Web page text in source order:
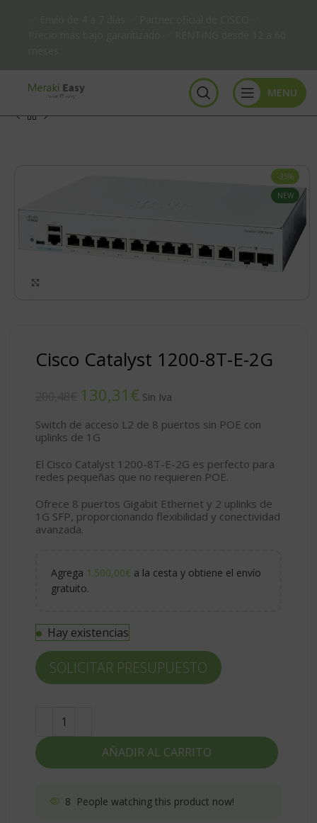
MENU
-35%
NEW
Cisco Catalyst 1200-8T-E-2G
130,31 €
Switch de acceso L2 de 8 puertos sin POE con
uplinks de 1G
El Cisco Catalyst 1200-8T-E-2G es perfecto para
redes pequeñas que no requieren POE.
Ofrece 8 puertos Gigabit Ethernet y 2 uplinks de
1G SFP, proporcionando flexibilidad y conectividad
avanzada.
Agrega 1.500,00€ a la cesta y obtiene el envío
gratuito.
Hay existencias
AÑADIR AL CARRITO
SOLICITAR PRESUPUESTO
8 People watching this product now!